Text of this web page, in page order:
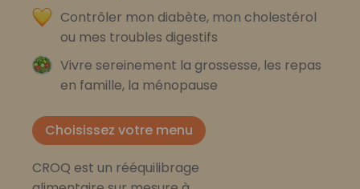
Contrôler mon diabète, mon cholestérol
ou mes troubles digestifs
Vivre sereinement la grossesse, les repas
en famille, la ménopause
Choisissez votre menu
CROQ est un rééquilibrage